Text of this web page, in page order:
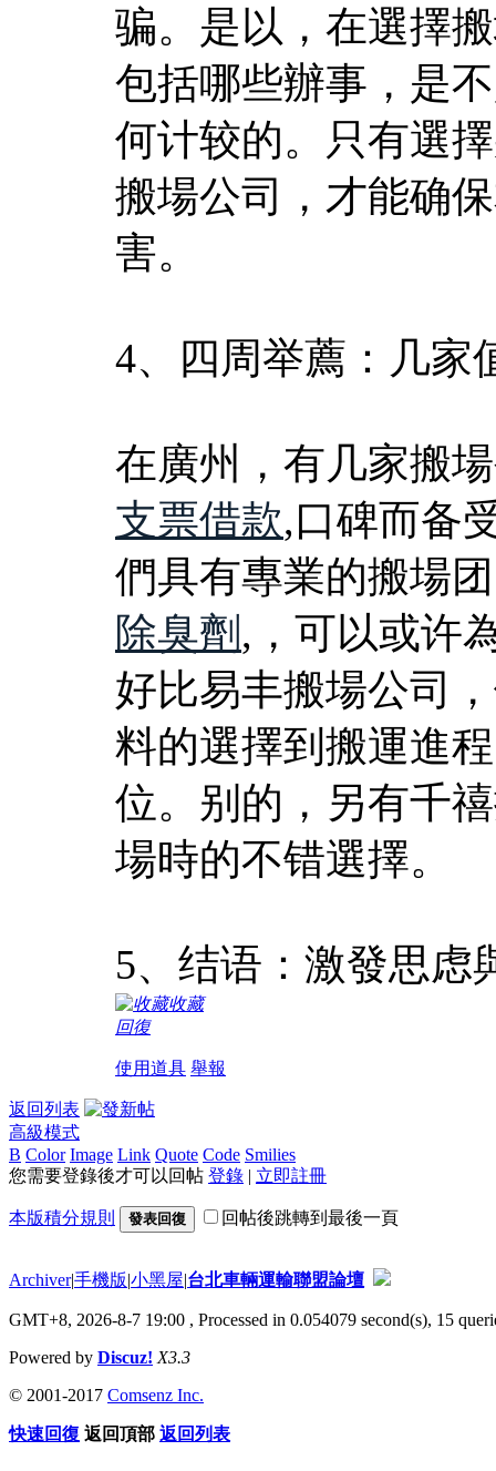
骗。是以，在選擇
包括哪些辦事，是
何计较的。只有選
搬場公司，才能确
害。
4、四周举薦：几家
在廣州，有几家搬
支票借款,口碑而备
們具有專業的搬場
除臭劑 ,，可以或许
好比易丰搬場公司
料的選擇到搬運進
位。别的，另有千
場時的不错選擇。
5、结语：激發思虑
收藏
回復
使用道具 舉報
返回列表
高級模式
B Color Image Link Quote Code Smilies
您需要登錄後才可以回帖 登錄 | 立即註冊
本版積分規則 發表回復 回帖後跳轉到最後一頁
Archiver|手機版|小黑屋|台北車輛運輸聯盟論壇
GMT+8, 2026-8-7 19:00 , Processed in 0.054079 second(s), 15
Powered by Discuz! X3.3
© 2001-2017 Comsenz Inc.
快速回復 返回頂部 返回列表